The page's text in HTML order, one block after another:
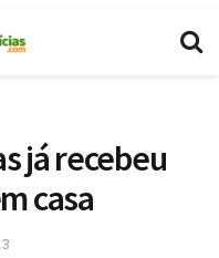
já recebeu
casa